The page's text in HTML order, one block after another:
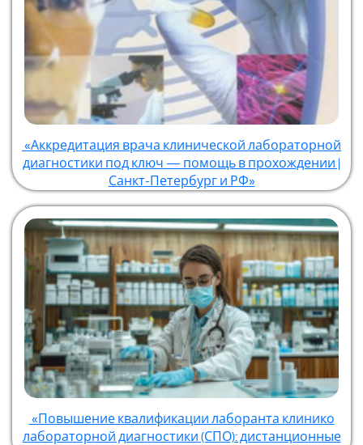
«Аккредитация врача клинической лабораторной
диагностики под ключ — помощь в прохождении |
Санкт-Петербург и РФ»
«Повышение квалификации лаборанта клинико
лабораторной диагностики (СПО): дистанционные